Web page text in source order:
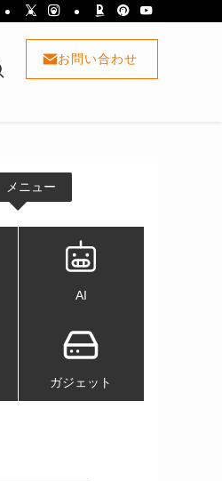
お問い合わせ
メニュー
AI
ガジェット